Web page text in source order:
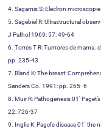
4. Sagamis S: Eleclron
5. Sagebiel R: Ultrastructural
J Pathol 1969: 57: 49-64
6. Torres T R: Tumores de mama.
pp. 235-43
7. Bland K: The breast:
Sanders Co. 1991: pp. 265- 6
8. Muir R: Pathogenesis 01′
22: 726-37
9. Inglis K: Pagcl’s disease 01′